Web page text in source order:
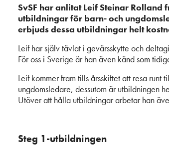
SvSF har anlitat Leif Steinar
utbildningar för barn- och
erbjuds dessa utbildningar helt
Leif har själv tävlat i gevärsskytte och
För oss i Sverige är han även känd som
Leif kommer fram tills årsskiftet att resa
ungdomsledare, dessutom är utbildningen
Utöver att hålla utbildningar arbetar han
Steg 1-utbildningen